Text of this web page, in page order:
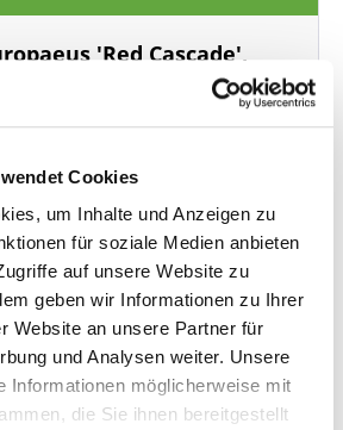
Cookies
um Inhalte und Anzeigen zu
für soziale Medien anbieten
auf unsere Website zu
geben wir Informationen zu Ihrer
Website an unsere Partner für
und Analysen weiter. Unsere
Informationen möglicherweise mit
die Sie ihnen bereitgestellt
'Red Cascade',
In den Warenkorb